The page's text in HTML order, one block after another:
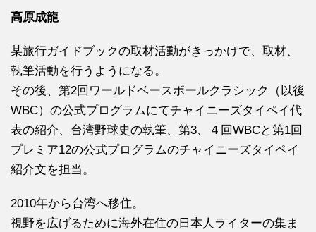
高原成龍
某旅行ガイドブックの取材活動がきっかけで、取材、
執筆活動を行うようになる。
その後、第2回ワールドベースボールクラシック（以後
WBC）の公式プログラムにてチャイニーズタイペイ代
表の紹介、台湾野球史の執筆、第3、４回WBCと第1回
プレミア12の公式プログラムのチャイニーズタイペイ
紹介文を担当。
2010年から台湾へ移住。
視野を広げるために海外在住の日本人ライターの集ま